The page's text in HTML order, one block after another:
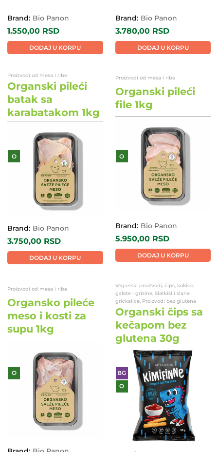
Brand: Bio Panon
1.550,00 RSD
DODAJ U KORPU
Brand: Bio Panon
3.780,00 RSD
DODAJ U KORPU
Proizvodi od mesa i ribe
Organski pileći
batak sa
karabatakom 1kg
O
Brand: Bio Panon
3.750,00 RSD
DODAJ U KORPU
Proizvodi od mesa i ribe
Organski pileći
file 1kg
O
Brand: Bio Panon
5.950,00 RSD
DODAJ U KORPU
Proizvodi od mesa i ribe
Organsko pileće
meso i kosti za
supu 1kg
O
Veganski proizvodi, čips, kokice,
galete i grisine, Slatkiši i slane
grickalice, Proizvodi bez glutena
Organski čips sa
kečapom bez
glutena 30g
BG
O